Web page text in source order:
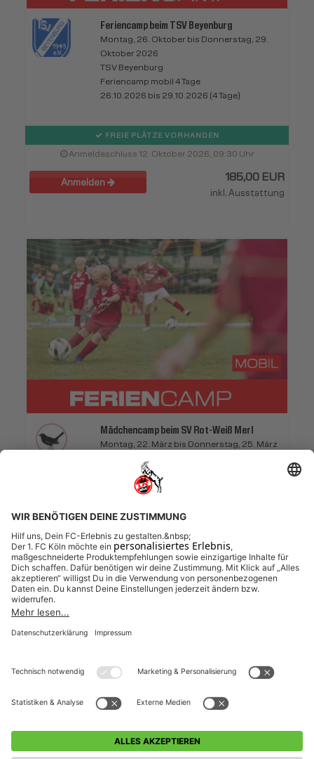
Feriencamp beim TSV Beyenburg
Montag, 26. Oktober bis Donnerstag, 29.
Oktober 2026
TSV Beyenburg
Feriencamp mobil 4 Tage
26.10.2026 bis 29.10.2026 (4 Tage)
FREIE PLÄTZE VORHANDEN
Anmeldeschluss 12. Oktober 2026, 09:30 Uhr
Anmelden 185,00 EUR
inkl. Ausstattung
Mädchencamp beim SV Rot-Weiß Merl
Montag, 22. März bis Donnerstag, 25. März
Rot-Weiß Merl
Feriencamp mobil 4 Tage
FREIE PLÄTZE VORHANDEN
Anmeldeschluss 08. März 2027, 09:30 Uhr
Anmelden 185,00 EUR
Weitere Veranstaltungen entdecken (Feriencamp